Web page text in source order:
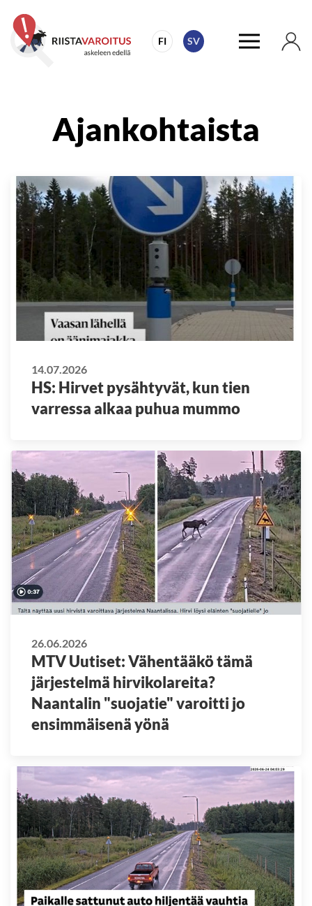
FI SV
Ajankohtaista
14.07.2026
HS: Hirvet pysähtyvät, kun tien
varressa alkaa puhua mummo
26.06.2026
MTV Uutiset: Vähentääkö tämä
järjestelmä hirvikolareita?
Naantalin "suojatie" varoitti jo
ensimmäisenä yönä